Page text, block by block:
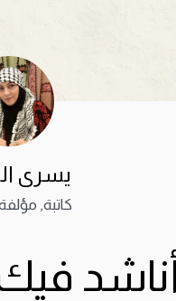
يسرى
كاتبة,
أناشد